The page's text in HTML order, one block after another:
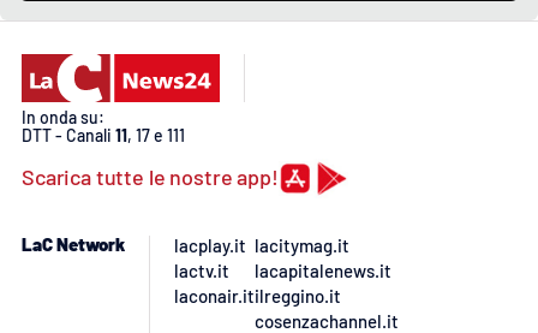
PROGETTI
SPECIALI
Buona Sanità Calabria
CALABRIAVISIONE
In onda su:
DTT - Canali 11, 17 e 111
Scarica tutte le nostre app!
LaC Network
lacplay.it
lactv.it
laconair.it
lacitymag.it
lacapitalenews.it
ilreggino.it
cosenzachannel.it